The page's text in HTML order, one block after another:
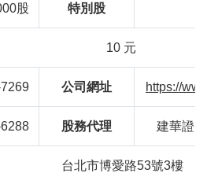
股 特別股
10 元
公司網址 https://
股務代理 建華證
台北市博愛路53號3樓